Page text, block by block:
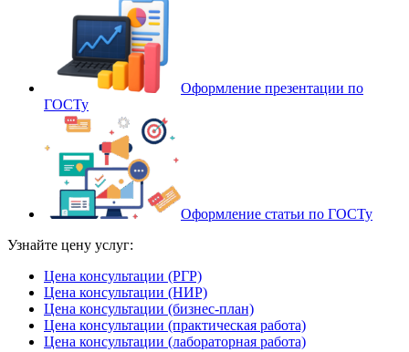
Оформление презентации по
ГОСТу
Оформление статьи по ГОСТу
Узнайте цену услуг:
Цена консультации (РГР)
Цена консультации (НИР)
Цена консультации (бизнес-план)
Цена консультации (практическая работа)
Цена консультации (лабораторная работа)